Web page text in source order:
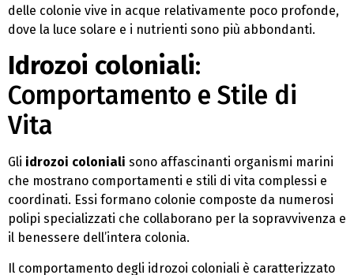
delle colonie vive in acque relativamente poco profonde,
dove la luce solare e i nutrienti sono più abbondanti.
Idrozoi coloniali:
Comportamento e Stile di
Vita
Gli idrozoi coloniali sono affascinanti organismi marini
che mostrano comportamenti e stili di vita complessi e
coordinati. Essi formano colonie composte da numerosi
polipi specializzati che collaborano per la sopravvivenza e
il benessere dell’intera colonia.
Il comportamento degli idrozoi coloniali è caratterizzato